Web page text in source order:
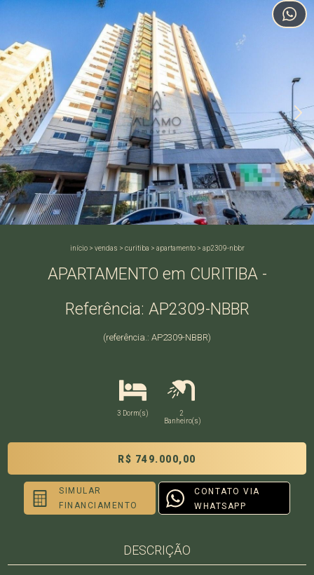
início> vendas > curitiba > apartamento> ap2309-nbbr
APARTAMENTO em CURITIBA -
Referência: AP2309-NBBR
(referência.: AP2309-NBBR)
3 Dorm(s)
2
Banheiro(s)
R$ 749.000,00
SIMULAR
FINANCIAMENTO
CONTATO VIA
WHATSAPP
DESCRIÇÃO